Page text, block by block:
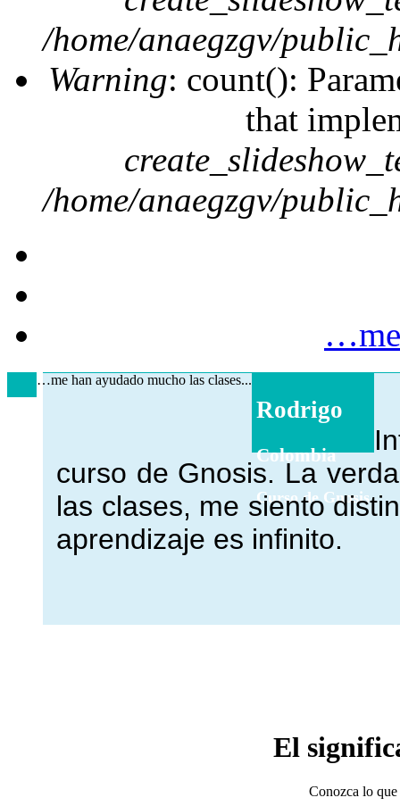
/home/anaegzgv/
Warning: count():
that
/home/anaegzgv/
…me
…me han ayudado mucho las clases...
Rodrigo
Colombia
Curso de Gnosis
curso de Gnosis. La
las clases, me siento
aprendizaje es infinito.
El
Conozca lo